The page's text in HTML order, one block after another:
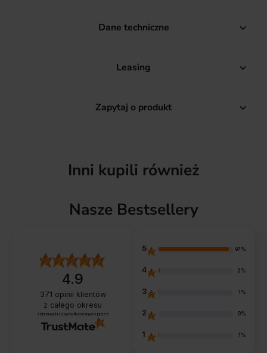
Dane techniczne 
Leasing 
Zapytaj o produkt 
Inni kupili również
Nasze Bestsellery
4.9
371 opinii klientów
z całego okresu
zebranych i zweryfikowanych przez
5 97%
4 2%
3 1%
2 0%
1 1%